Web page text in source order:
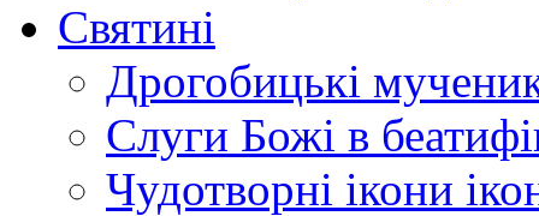
Святині
Дрогобицькі
Слуги Божі в
Чудотворні ікони